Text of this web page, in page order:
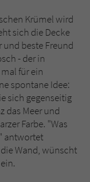
Krümel wird
sich die Decke
und beste Freund
- der in
für ein
spontane Idee:
sich gegenseitig
das Meer und
Farbe. "Was
antwortet
Wand, wünscht